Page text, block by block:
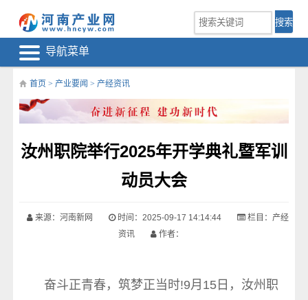
导航菜单
首页 > 产业要闻 > 产经资讯
汝州职院举行2025年开学典礼暨军训
动员大会
来源：河南新网 时间：2025-09-17 14:14:44 栏目：
产经
资讯
作者：
奋斗正青春，筑梦正当时!9月15日，汝州职